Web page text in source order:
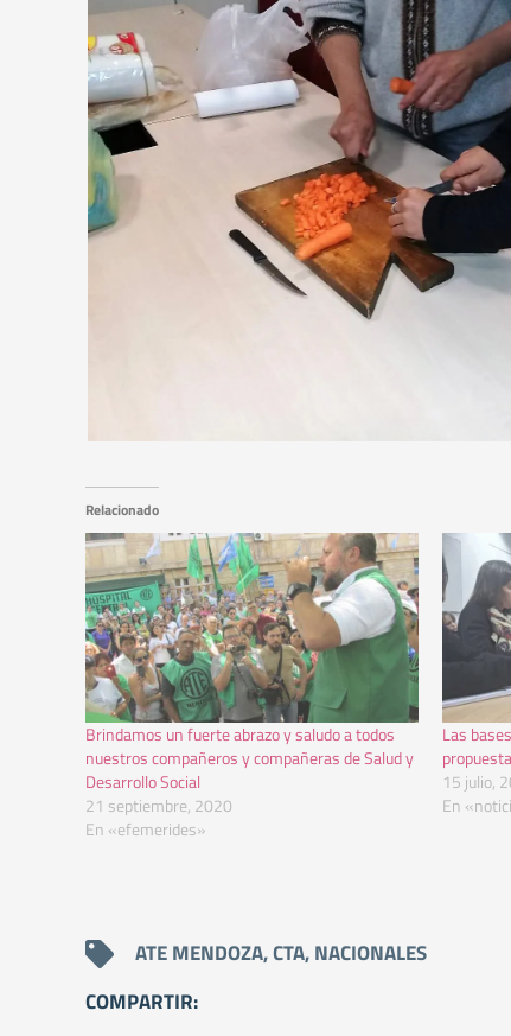
Relacionado
Brindamos un fuerte abrazo y saludo a todos
nuestros compañeros y compañeras de Salud y
Desarrollo Social
21 septiembre, 2020
En «efemerides»
Las
15 julio,
En
ATE MENDOZA,CTA,NACIONALES
COMPARTIR: